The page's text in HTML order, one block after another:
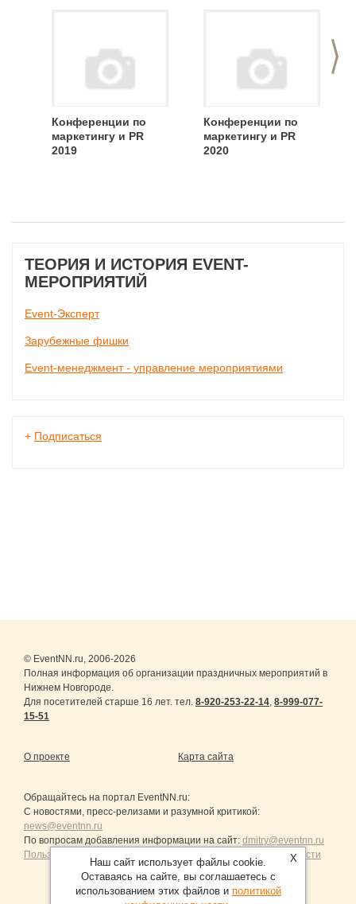
>
Конференции по
маркетингу и PR
2019
Конференции по
маркетингу и PR
2020
ТЕОРИЯ И ИСТОРИЯ EVENT-
МЕРОПРИЯТИЙ
Event-Эксперт
Зарубежные фишки
Event-менеджмент - управление мероприятиями
+ Подписаться
© EventNN.ru, 2006-2026
Полная информация об организации праздничных мероприятий в
Нижнем Новгороде.
Для посетителей старше 16 лет. тел. 8-920-253-22-14, 8-999-077-
15-51
О проекте Карта сайта
Обращайтесь на портал EventNN.ru:
С новостями, пресс-релизами и разумной критикой:
news@eventnn.ru
По вопросам добавления информации на сайт: dmitry@eventnn.ru
Пользовательское Соглашение и политика конфиденциальности
X
Наш сайт использует файлы cookie.
Оставаясь на сайте, вы соглашаетесь с
использованием этих файлов и политикой